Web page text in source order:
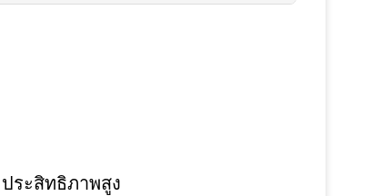
ระสิทธิภาพสูง